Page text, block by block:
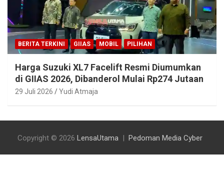
BERITA TERKINI GIIAS MOBIL PILIHAN
Harga Suzuki XL7 Facelift Resmi Diumumkan
di GIIAS 2026, Dibanderol Mulai Rp274 Jutaan
29 Juli 2026 Yudi Atmaja
Copyright © 2026 LensaUtama Pedoman Media Cyber